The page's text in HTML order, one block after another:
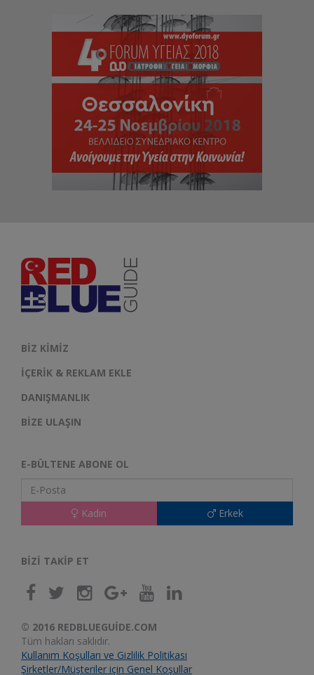
BIZ KIMIZ
İÇERIK & REKLAM EKLE
DANIŞMANLIK
BIZE ULAŞIN
E-BÜLTENE ABONE OL
Erkek
Kadın
BIZI TAKIP ET
© 2016 REDBLUEGUIDE.COM
Tüm hakları saklıdır.
Kullanım Koşulları ve Gizlilik Politikası
Şirketler/Müşteriler için Genel Koşullar